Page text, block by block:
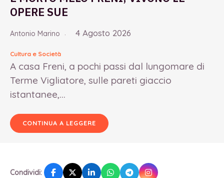
OPERE SUE
Antonio Marino 4 Agosto 2026
Cultura e Società
A casa Freni, a pochi passi dal lungomare di
Terme Vigliatore, sulle pareti giaccio
istantanee,...
CONTINUA A LEGGERE
Condividi: